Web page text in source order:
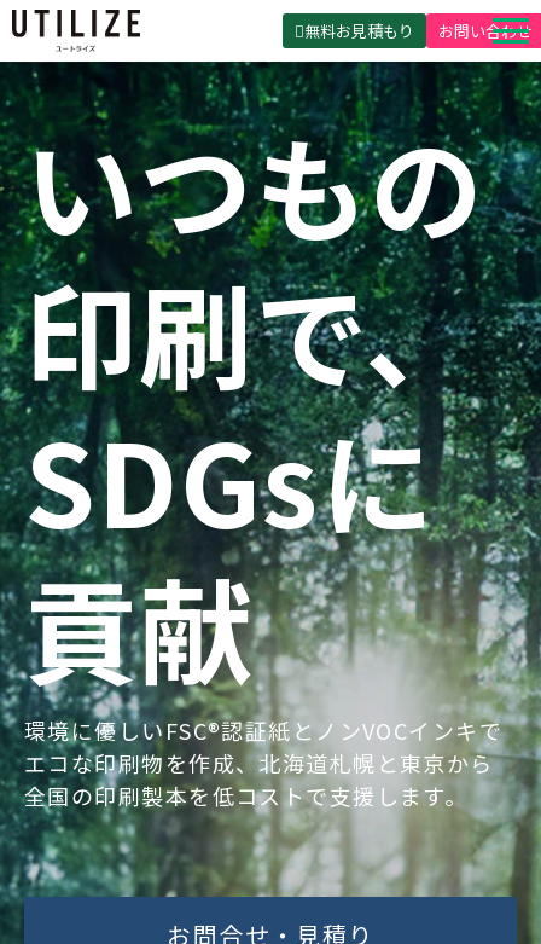
無料お見積もり お問い合わせ
UTILIZEとは
製品・サービス
無料見積ガイド
選ばれる理由
事例紹介
会社概要
いつもの
印刷で、
SDGsに
貢献
環境に優しいFSC®認証紙とノンVOCインキで
エコな印刷物を作成、北海道札幌と東京から
全国の印刷製本を低コストで支援します。
お問合せ・見積り